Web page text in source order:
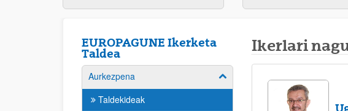
EUROPAGUNE Ikerketa
Taldea
Aurkezpena Erakutsi/izkutatu azpiorriak
Taldekideak
Ikerlari